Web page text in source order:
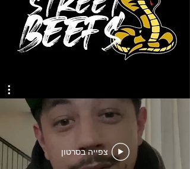
צפייה בסרטון